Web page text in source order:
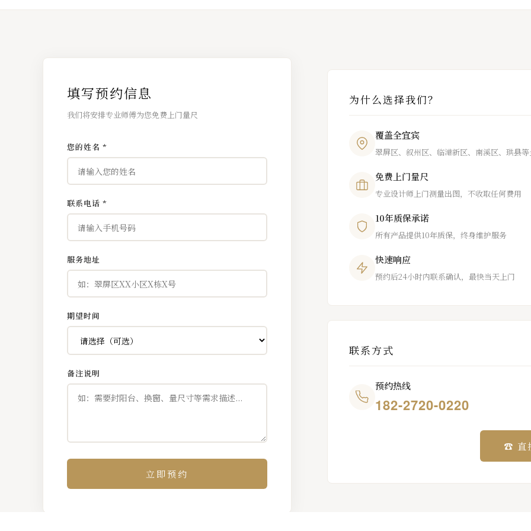
填写预约信息
我们将安排专业师傅为您免费上门量尺
您的姓名 *
联系电话 *
服务地址
期望时间
备注说明
立即预约
为什么选择我们？
覆盖全宜宾
翠屏区、叙州区、临港新区、南溪区、珙县
免费上门量尺
专业设计师上门测量出图，不收取任何费用
10年质保承诺
所有产品提供10年质保，终身维护服务
快速响应
预约后24小时内联系确认，最快当天上门
联系方式
预约热线
182-2720-0220
☎ 直